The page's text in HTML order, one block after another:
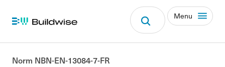
Menu
Norm NBN-EN-13084-7-FR